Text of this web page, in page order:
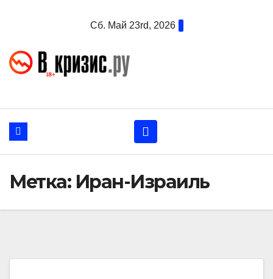
Сб. Май 23rd, 2026
Метка: Иран-Израиль